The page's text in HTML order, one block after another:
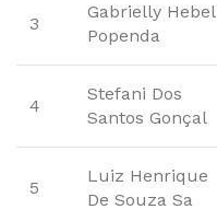
3
Gabrielly Hebel
Popenda
4
Stefani Dos
Santos Gonçal
5
Luiz Henrique
De Souza Sa